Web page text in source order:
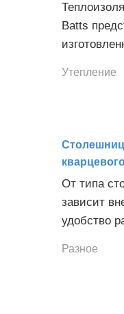
Batts
Утепление
От типа
зависит
удобство
Разное